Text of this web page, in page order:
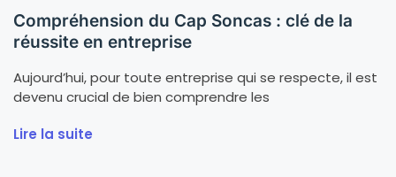
Compréhension du Cap Soncas : clé de la
réussite en entreprise
Aujourd’hui, pour toute entreprise qui se respecte, il est
devenu crucial de bien comprendre les
Lire la suite